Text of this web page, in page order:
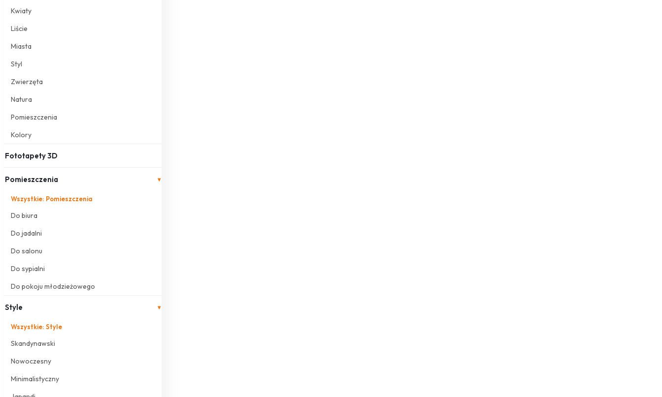
Kwiaty
Liście
Miasta
Styl
Zwierzęta
Natura
Pomieszczenia
Kolory
Fototapety 3D
Pomieszczenia ▾
Wszystkie: Pomieszczenia
Do biura
Do jadalni
Do salonu
Do sypialni
Do pokoju młodzieżowego
Style ▾
Wszystkie: Style
Skandynawski
Nowoczesny
Minimalistyczny